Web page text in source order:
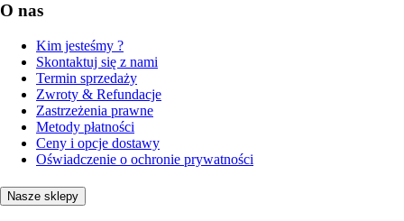
O nas
Kim jesteśmy ?
Skontaktuj się z nami
Termin sprzedaży
Zwroty & Refundacje
Zastrzeżenia prawne
Metody płatności
Ceny i opcje dostawy
Oświadczenie o ochronie prywatności
Nasze sklepy